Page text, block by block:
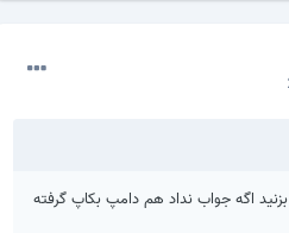
اگه جواب نداد هم دامپ بکاپ گرفته